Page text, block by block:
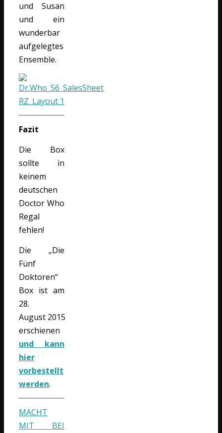
und Susan
und ein
wunderbar
aufgelegtes
Ensemble.
Fazit
Die Box
sollte in
keinem
deutschen
Doctor Who
Regal
fehlen!
Die „Die
Fünf
Doktoren“
Box ist am
28.
August 2015
erschienen
und kann
hier
vorbestellt
werden.
MACHT
MIT BEI